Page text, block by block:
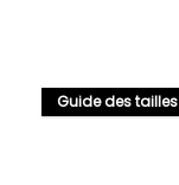
Guide des tailles